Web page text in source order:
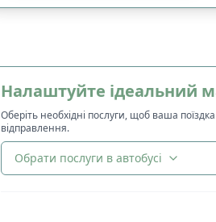
Налаштуйте ідеальний
Оберіть необхідні послуги, щоб ваша
відправлення.
Обрати послуги в автобусі